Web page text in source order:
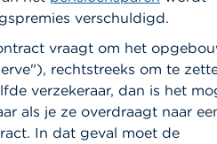
verschuldigd.
vraagt om het
rechtstreeks om te
verzekeraar, dan is het
als je ze overdraagt naar
In dat geval moet de